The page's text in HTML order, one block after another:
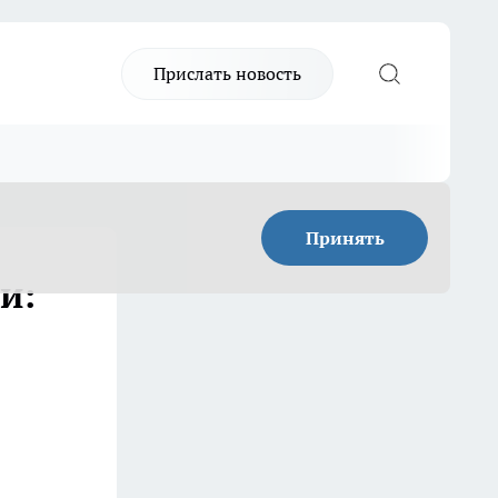
Прислать новость
Принять